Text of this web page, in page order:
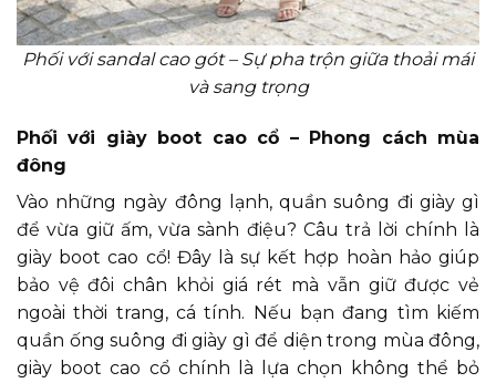
Phối với sandal cao gót – Sự pha trộn giữa thoải mái
và sang trọng
Phối với giày boot cao cổ – Phong cách mùa
đông
Vào những ngày đông lạnh, quần suông đi giày gì
để vừa giữ ấm, vừa sành điệu? Câu trả lời chính là
giày boot cao cổ! Đây là sự kết hợp hoàn hảo giúp
bảo vệ đôi chân khỏi giá rét mà vẫn giữ được vẻ
ngoài thời trang, cá tính. Nếu bạn đang tìm kiếm
quần ống suông đi giày gì để diện trong mùa đông,
giày boot cao cổ chính là lựa chọn không thể bỏ